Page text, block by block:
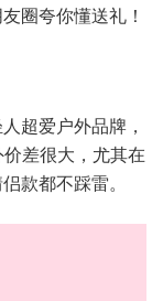
圈夸你懂送礼！
超爱户外品牌，
差很大，尤其在
款都不踩雷。